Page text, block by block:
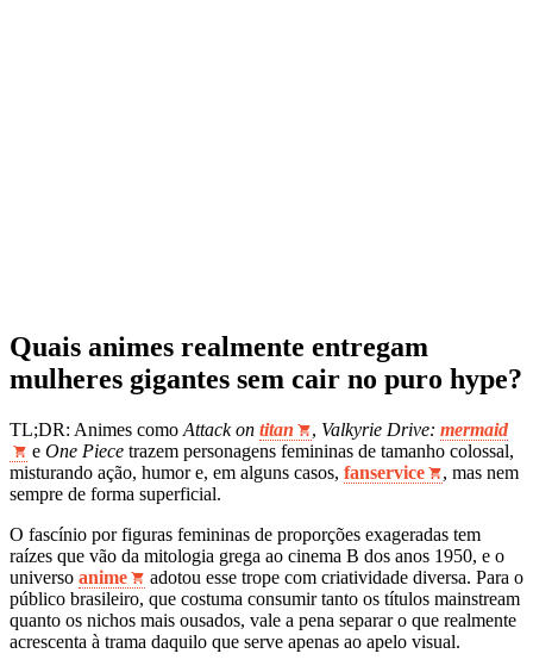
Quais animes realmente entregam
mulheres gigantes sem cair no puro hype?
TL;DR: Animes como Attack on titan , Valkyrie Drive: mermaid
e One Piece trazem personagens femininas de tamanho colossal,
misturando ação, humor e, em alguns casos, fanservice
, mas nem
sempre de forma superficial.
O fascínio por figuras femininas de proporções exageradas tem
raízes que vão da mitologia grega ao cinema B dos anos 1950, e o
universo anime
adotou esse trope com criatividade diversa. Para o
público brasileiro, que costuma consumir tanto os títulos mainstream
quanto os nichos mais ousados, vale a pena separar o que realmente
acrescenta à trama daquilo que serve apenas ao apelo visual.